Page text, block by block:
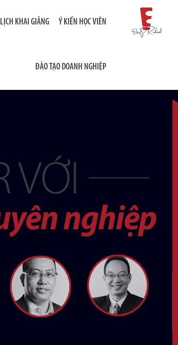
LỊCH KHAI GIẢNG Ý KIẾN HỌC VIÊN
ĐÀO TẠO DOANH NGHIỆP